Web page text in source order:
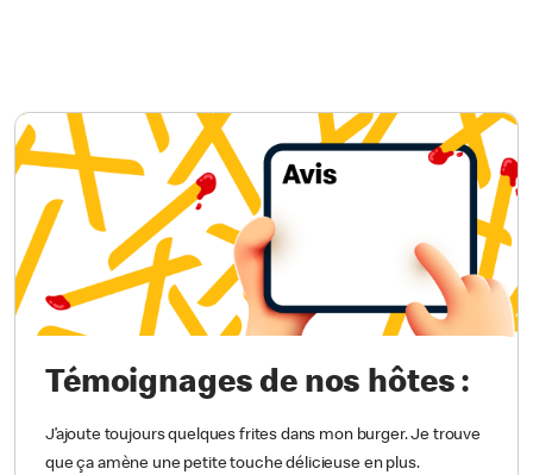
Témoignages de nos hôtes :
J’ajoute toujours quelques frites dans mon burger. Je trouve
que ça amène une petite touche délicieuse en plus.